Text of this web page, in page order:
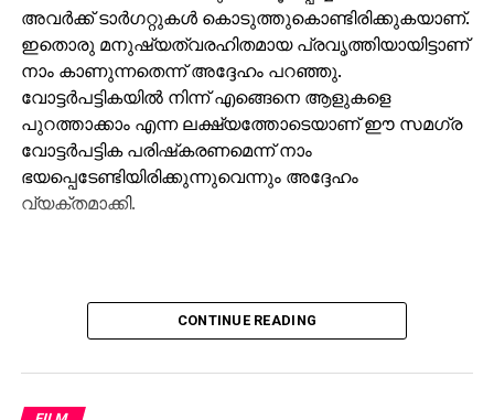
അവര്‍ക്ക് ടാര്‍ഗറ്റുകള്‍ കൊടുത്തുകൊണ്ടിരിക്കുകയാണ്.
ഇതൊരു മനുഷ്യത്വരഹിതമായ പ്രവൃത്തിയായിട്ടാണ്
നാം കാണുന്നതെന്ന് അദ്ദേഹം പറഞ്ഞു.
വോട്ടര്‍പട്ടികയില്‍ നിന്ന് എങ്ങെനെ ആളുകളെ
പുറത്താക്കാം എന്ന ലക്ഷ്യത്തോടെയാണ് ഈ സമഗ്ര
വോട്ടര്‍പട്ടിക പരിഷ്‌കരണമെന്ന് നാം
ഭയപ്പെടേണ്ടിയിരിക്കുന്നുവെന്നും അദ്ദേഹം
വ്യക്തമാക്കി.
CONTINUE READING